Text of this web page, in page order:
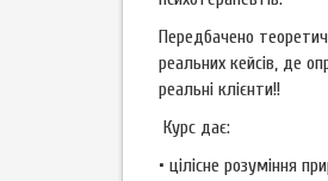
Передбачено
реальних кейсів, де
реальні клієнти!!
Курс дає:
• цілісне розуміння